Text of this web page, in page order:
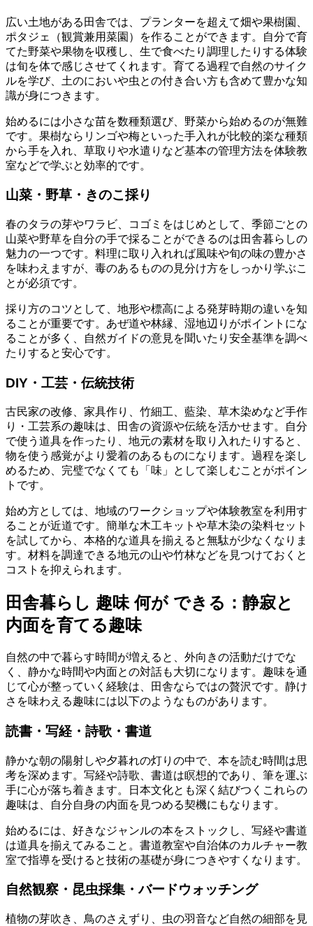
広い土地がある田舎では、プランターを超えて畑や果樹園、
ポタジェ（観賞兼用菜園）を作ることができます。自分で育
てた野菜や果物を収穫し、生で食べたり調理したりする体験
は旬を体で感じさせてくれます。育てる過程で自然のサイク
ルを学び、土のにおいや虫との付き合い方も含めて豊かな知
識が身につきます。
始めるには小さな苗を数種類選び、野菜から始めるのが無難
です。果樹ならリンゴや梅といった手入れが比較的楽な種類
から手を入れ、草取りや水遣りなど基本の管理方法を体験教
室などで学ぶと効率的です。
山菜・野草・きのこ採り
春のタラの芽やワラビ、コゴミをはじめとして、季節ごとの
山菜や野草を自分の手で採ることができるのは田舎暮らしの
魅力の一つです。料理に取り入れれば風味や旬の味の豊かさ
を味わえますが、毒のあるものの見分け方をしっかり学ぶこ
とが必須です。
採り方のコツとして、地形や標高による発芽時期の違いを知
ることが重要です。あぜ道や林縁、湿地辺りがポイントにな
ることが多く、自然ガイドの意見を聞いたり安全基準を調べ
たりすると安心です。
DIY・工芸・伝統技術
古民家の改修、家具作り、竹細工、藍染、草木染めなど手作
り・工芸系の趣味は、田舎の資源や伝統を活かせます。自分
で使う道具を作ったり、地元の素材を取り入れたりすると、
物を使う感覚がより愛着のあるものになります。過程を楽し
めるため、完璧でなくても「味」として楽しむことがポイン
トです。
始め方としては、地域のワークショップや体験教室を利用す
ることが近道です。簡単な木工キットや草木染の染料セット
を試してから、本格的な道具を揃えると無駄が少なくなりま
す。材料を調達できる地元の山や竹林などを見つけておくと
コストを抑えられます。
田舎暮らし 趣味 何が できる：静寂と
内面を育てる趣味
自然の中で暮らす時間が増えると、外向きの活動だけでな
く、静かな時間や内面との対話も大切になります。趣味を通
じて心が整っていく経験は、田舎ならではの贅沢です。静け
さを味わえる趣味には以下のようなものがあります。
読書・写経・詩歌・書道
静かな朝の陽射しや夕暮れの灯りの中で、本を読む時間は思
考を深めます。写経や詩歌、書道は瞑想的であり、筆を運ぶ
手に心が落ち着きます。日本文化とも深く結びつくこれらの
趣味は、自分自身の内面を見つめる契機にもなります。
始めるには、好きなジャンルの本をストックし、写経や書道
は道具を揃えてみること。書道教室や自治体のカルチャー教
室で指導を受けると技術の基礎が身につきやすくなります。
自然観察・昆虫採集・バードウォッチング
植物の芽吹き、鳥のさえずり、虫の羽音など自然の細部を見